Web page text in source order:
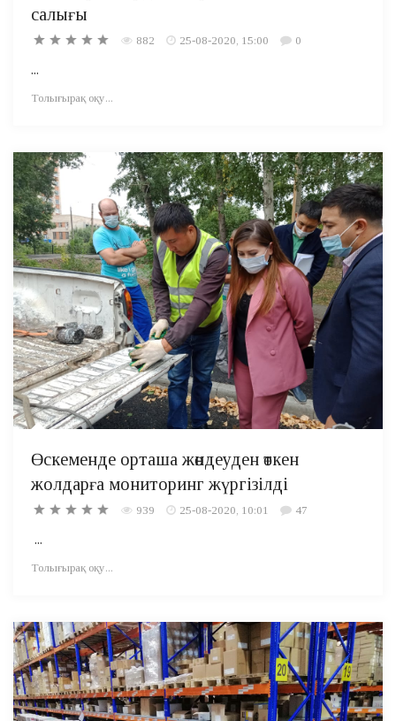
салығы
882 25-08-2020, 15:00 0
...
Толығырақ оқу...
Өскеменде орташа жөндеуден өткен
жолдарға мониторинг жүргізілді
939 25-08-2020, 10:01 47
...
Толығырақ оқу...